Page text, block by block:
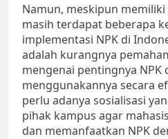
Namun, meskipun
masih terdapat beberapa
implementasi NPK di
adalah kurangnya
mengenai pentingnya NPK
menggunakannya secara
perlu adanya sosialisasi
pihak kampus agar
dan memanfaatkan NPK